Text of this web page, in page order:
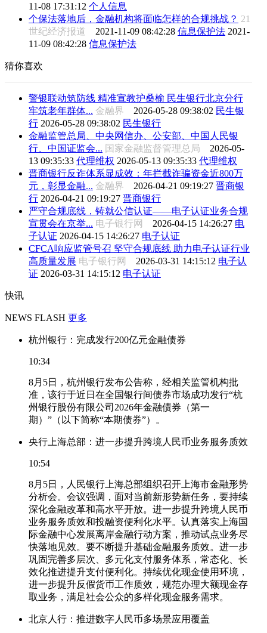
11-08 17:31:12 个人信息
个保法落地后，金融机构将面临怎样的合规挑战？ 21
世纪经济报道 2021-11-09 08:42:28 信息保护法 2021-
11-09 08:42:28 信息保护法
猜你喜欢
警银联动筑防线 精准宣教护桑榆 民生银行北京分行
牢筑老年群体... 金融界 2026-05-28 09:38:02 民生银
行 2026-05-28 09:38:02 民生银行
金融监管总局、中央网信办、公安部、中国人民银
行、中国证监会... 国家金融监督管理总局 2026-05-
13 09:35:33 代理维权 2026-05-13 09:35:33 代理维权
晋商银行反诈体系显成效：年拦截诈骗资金近800万
元，彰显金融... 金融界 2026-04-21 09:19:27 晋商银
行 2026-04-21 09:19:27 晋商银行
严守合规底线，铸就公信认证——电子认证业务合规
宣贯会在京举... 电子银行网 2026-04-15 14:26:27 电
子认证 2026-04-15 14:26:27 电子认证
CFCA响应监管号召 坚守合规底线 助力电子认证行业
高质量发展 电子银行网 2026-03-31 14:15:12 电子认
证 2026-03-31 14:15:12 电子认证
快讯
NEWS FLASH 更多
杭州银行：完成发行200亿元金融债券
10:34
8月5日，杭州银行发布公告称，经相关监管机构批
准，该行于近日在全国银行间债券市场成功发行“杭
州银行股份有限公司2026年金融债券（第一
期）”（以下简称“本期债券”）。
央行上海总部：进一步提升跨境人民币业务服务质效
10:54
8月5日，人民银行上海总部组织召开上海市金融形势
分析会。会议强调，面对当前新形势新任务，要持续
深化金融改革和高水平开放。进一步提升跨境人民币
业务服务质效和投融资便利化水平。认真落实上海国
际金融中心发展离岸金融行动方案，推动试点业务尽
快落地见效。要不断提升基础金融服务质效。进一步
巩固完善多层次、多元化支付服务体系，常态化、长
效化推进提升支付便利化。持续优化现金使用环境，
进一步提升反假货币工作质效，规范办理大额现金存
取业务，满足社会公众的多样化现金服务需求。
北京人行：推进数字人民币多场景应用覆盖